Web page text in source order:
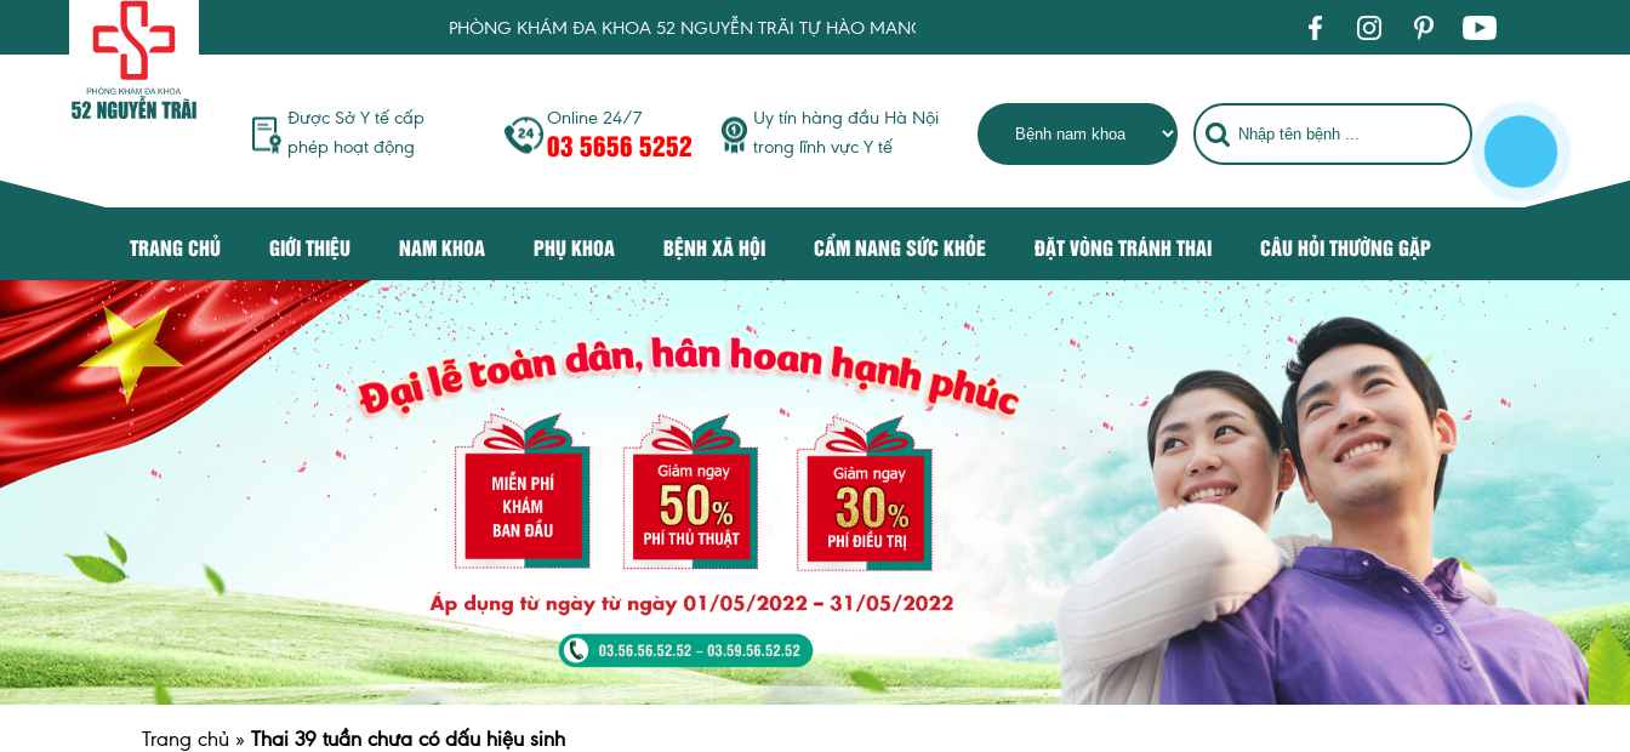
PHÒNG KHÁM ĐA KHOA 52 NGUYỄN TRÃI TỰ HÀO MANG TỚI DỊCH VỤ KHÁM CHỮA BỆNH TIÊU CHUẨN QUỐC TẾ, TRỞ THÀNH ĐỊA CHỈ CHĂM SÓC SỨC
Được Sở Y tế cấp
phép hoạt động
Online 24/7
03 5656 5252
Uy tín hàng đầu Hà Nội
trong lĩnh vực Y tế
TRANG CHỦ GIỚI THIỆU NAM KHOA PHỤ KHOA BỆNH XÃ HỘI CẨM NANG SỨC KHỎE ĐẶT VÒNG TRÁNH THAI CÂU HỎI THƯỜNG GẶP
Trang chủ » Thai 39 tuần chưa có dấu hiệu sinh